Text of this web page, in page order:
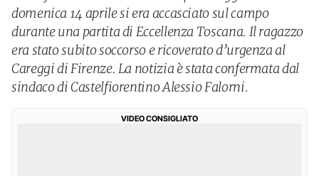
domenica 14 aprile si era accasciato sul campo
durante una partita di Eccellenza Toscana. Il ragazzo
era stato subito soccorso e ricoverato d’urgenza al
Careggi di Firenze. La notizia è stata confermata dal
sindaco di Castelfiorentino Alessio Falorni.
VIDEO CONSIGLIATO